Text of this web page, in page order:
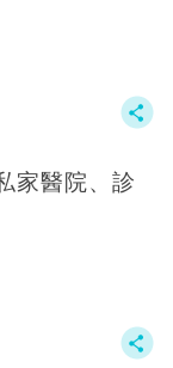
家醫院、診